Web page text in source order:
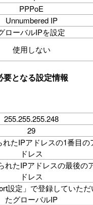
PPPoE
Unnumbered IP
ローバルIPを設定
使用しない
となる設定情報
255.255.255.248
29
れたIPアドレスの1番目の
ドレス
れたIPアドレスの最後の
ドレス
設定」で登録していた
たグローバルIP